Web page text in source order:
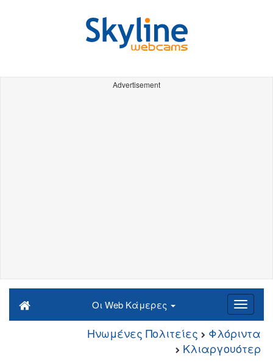
Advertisement
Οι Web Κάμερες
Ηνωμένες Πολιτείες
Φλόριντα
Κλιαργουότερ